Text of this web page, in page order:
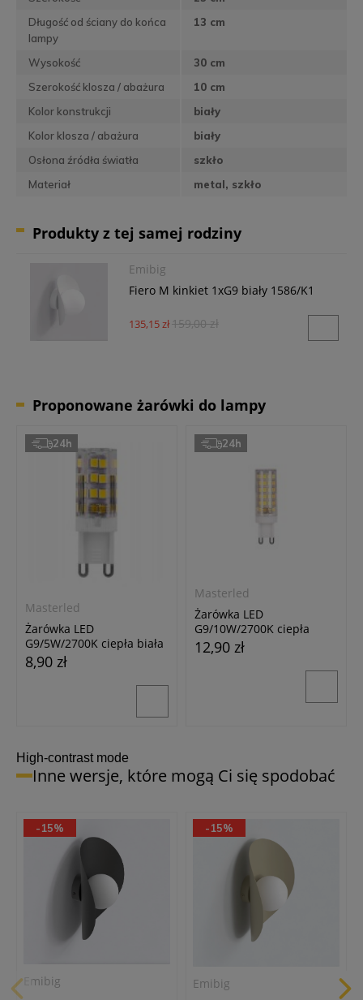
Długość od ściany do końca
lampy
13 cm
Wysokość
30 cm
Szerokość klosza / abażura
10 cm
Kolor konstrukcji
biały
Kolor klosza / abażura
biały
Osłona źródła światła
szkło
Materiał
metal, szkło
Produkty z tej samej rodziny
Emibig
Fiero M kinkiet 1xG9 biały 1586/K1
135,15 zł159,00 zł
Proponowane żarówki do lampy
Masterled
Żarówka LED
G9/5W/2700K ciepła biała
24h
8,90 zł
Masterled
Żarówka LED
G9/10W/2700K ciepła
biała
24h
12,90 zł
Żarówka LED G9/10W/4000K
24h
High-contrast mode
Inne wersje, które mogą Ci się spodobać
Emibig
-15%
Emibig
-15%